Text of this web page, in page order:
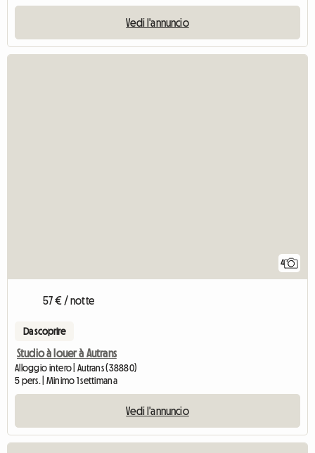
Vedi l'annuncio
4
57 € / notte
Da scoprire
Studio à louer à Autrans
Alloggio intero | Autrans (38880)
5 pers. | Minimo 1 settimana
Vedi l'annuncio